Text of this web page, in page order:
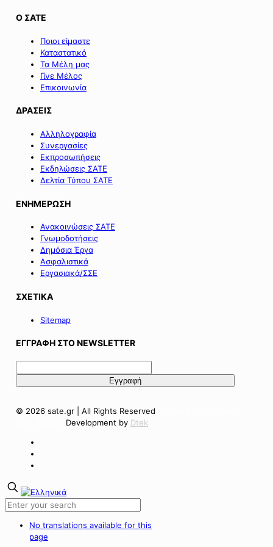
Ο ΣΑΤΕ
Ποιοι είμαστε
Καταστατικό
Τα Μέλη μας
Γίνε Μέλος
Επικοινωνία
ΔΡΑΣΕΙΣ
Αλληλογραφία
Συνεργασίες
Εκπροσωπήσεις
Εκδηλώσεις ΣΑΤΕ
Δελτία Τύπου ΣΑΤΕ
ΕΝΗΜΕΡΩΣΗ
Ανακοινώσεις ΣΑΤΕ
Γνωμοδοτήσεις
Δημόσια Έργα
Ασφαλιστικά
Εργασιακά/ΣΣΕ
ΣΧΕΤΙΚΑ
Sitemap
ΕΓΓΡΑΦΗ ΣΤΟ NEWSLETTER
© 2026 sate.gr | All Rights Reserved
Development by Dtek
No translations available for this
page